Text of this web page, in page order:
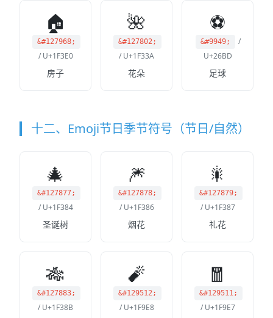
🏠
&#127968;
/ U+1F3E0
房子
🌺
&#127802;
/ U+1F33A
花朵
⚽
&#9949;
/
U+26BD
足球
十二、Emoji节日季节符号（节日/自然）
🎄
&#127877;
/ U+1F384
圣诞树
🎆
&#127878;
/ U+1F386
烟花
🎇
&#127879;
/ U+1F387
礼花
🎋
&#127883;
/ U+1F38B
🧨
&#129512;
/ U+1F9E8
🧧
&#129511;
/ U+1F9E7